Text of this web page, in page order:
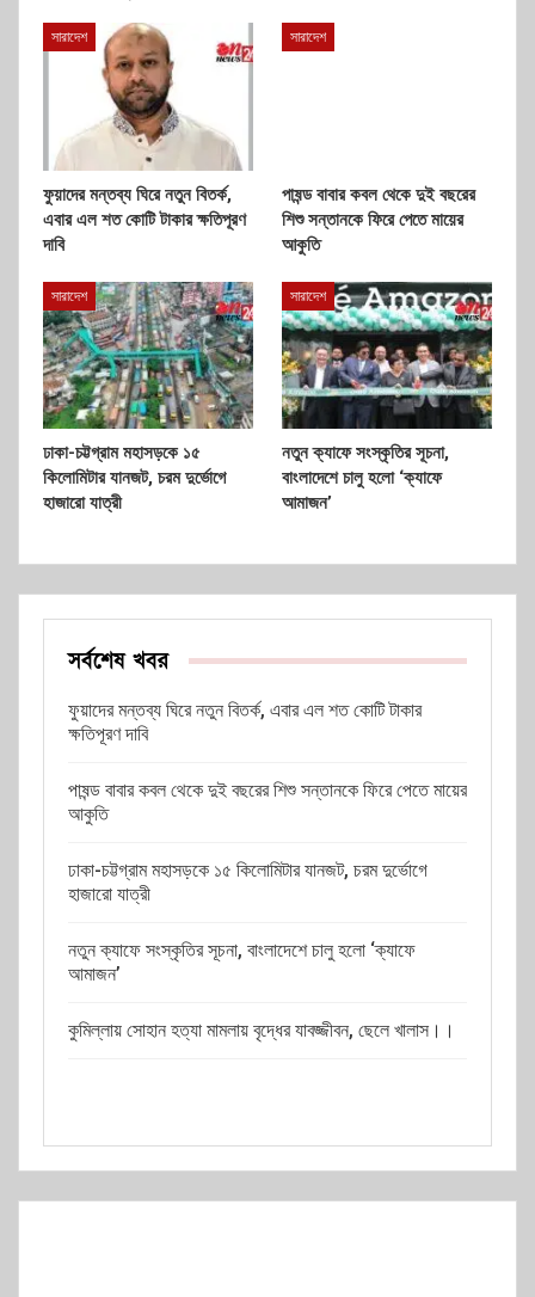
সারাদেশ
ফুয়াদের মন্তব্য ঘিরে নতুন বিতর্ক,
এবার এল শত কোটি টাকার ক্ষতিপূরণ
দাবি
সারাদেশ
পাষন্ড বাবার কবল থেকে দুই বছরের
শিশু সন্তানকে ফিরে পেতে মায়ের
আকুতি
সারাদেশ
ঢাকা-চট্টগ্রাম মহাসড়কে ১৫
কিলোমিটার যানজট, চরম দুর্ভোগে
হাজারো যাত্রী
সারাদেশ
নতুন ক্যাফে সংস্কৃতির সূচনা,
বাংলাদেশে চালু হলো ‘ক্যাফে
আমাজন’
সর্বশেষ খবর
ফুয়াদের মন্তব্য ঘিরে নতুন বিতর্ক, এবার এল শত কোটি টাকার
ক্ষতিপূরণ দাবি
পাষন্ড বাবার কবল থেকে দুই বছরের শিশু সন্তানকে ফিরে পেতে মায়ের
আকুতি
ঢাকা-চট্টগ্রাম মহাসড়কে ১৫ কিলোমিটার যানজট, চরম দুর্ভোগে
হাজারো যাত্রী
নতুন ক্যাফে সংস্কৃতির সূচনা, বাংলাদেশে চালু হলো ‘ক্যাফে
আমাজন’
কুমিল্লায় সোহান হত্যা মামলায় বৃদ্ধের যাবজ্জীবন, ছেলে খালাস।।